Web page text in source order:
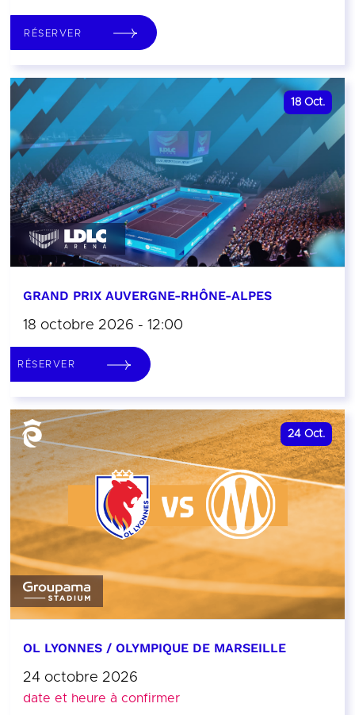
RÉSERVER
18 Oct.
GRAND PRIX AUVERGNE-RHÔNE-ALPES
18 octobre 2026 - 12:00
RÉSERVER
24 Oct.
OL LYONNES / OLYMPIQUE DE MARSEILLE
24 octobre 2026
date et heure à confirmer